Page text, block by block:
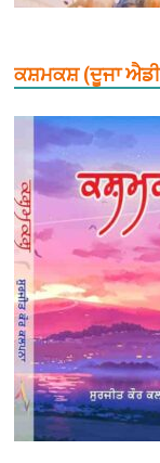
ਕਸ਼ਮਕਸ਼ (ਦੂਜਾ